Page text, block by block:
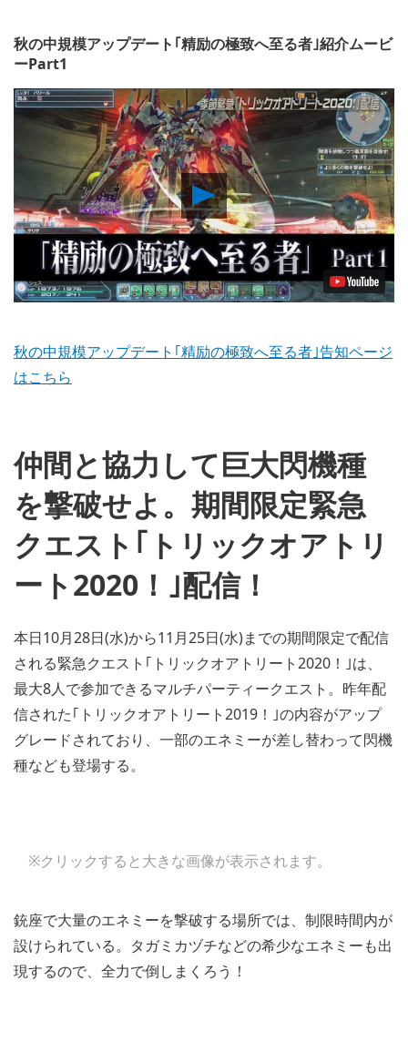
秋の中規模アップデート｢精励の極致へ至る者｣紹介ムービ
ーPart1
Play
Video
秋の中規模アップデート｢精励の極致へ至る者｣告知ページ
はこちら
仲間と協力して巨大閃機種
を撃破せよ。期間限定緊急
クエスト｢トリックオアトリ
ート2020！｣配信！
本日10月28日(水)から11月25日(水)までの期間限定で配信
される緊急クエスト｢トリックオアトリート2020！｣は、
最大8人で参加できるマルチパーティークエスト。昨年配
信された｢トリックオアトリート2019！｣の内容がアップ
グレードされており、一部のエネミーが差し替わって閃機
種なども登場する。
※クリックすると大きな画像が表示されます。
銃座で大量のエネミーを撃破する場所では、制限時間内が
設けられている。タガミカヅチなどの希少なエネミーも出
現するので、全力で倒しまくろう！